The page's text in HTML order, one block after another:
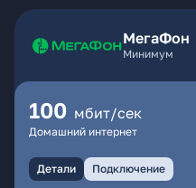
МегаФон
Минимум
100 мбит/сек
Домашний интернет
Детали Подключение